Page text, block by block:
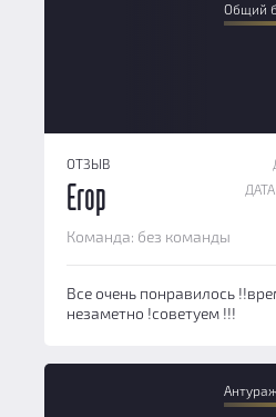
Общий
ОТЗЫВ
Егор
Команда: без команды
Все очень понравилось
незаметно !советуем !!!